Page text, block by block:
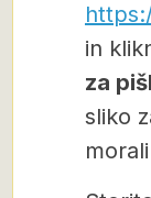
in
za
sliko